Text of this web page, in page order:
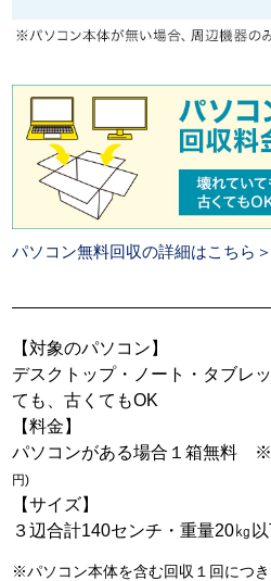
パソコン無料回収の詳細はこちら
【対象のパソコン】
デスクトップ・ノート・タブ
ても、古くてもOK
【料金】
パソコンがある場合１箱無料
円)
【サイズ】
３辺合計140センチ・重量20㎏
※パソコン本体を含む回収１回につき